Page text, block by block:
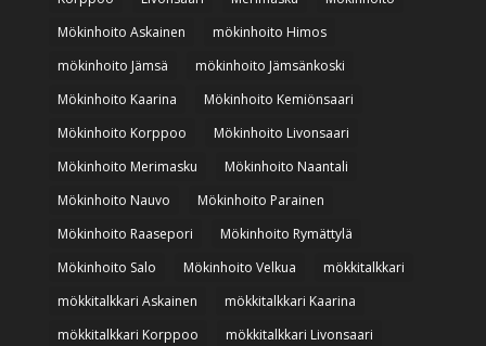
Mökinhoito Askainen
mökinhoito Himos
mökinhoito Jämsä
mökinhoito Jämsänkoski
Mökinhoito Kaarina
Mökinhoito Kemiönsaari
Mökinhoito Korppoo
Mökinhoito Livonsaari
Mökinhoito Merimasku
Mökinhoito Naantali
Mökinhoito Nauvo
Mökinhoito Parainen
Mökinhoito Raasepori
Mökinhoito Rymättylä
Mökinhoito Salo
Mökinhoito Velkua
mökkitalkkari
mökkitalkkari Askainen
mökkitalkkari Kaarina
mökkitalkkari Korppoo
mökkitalkkari Livonsaari